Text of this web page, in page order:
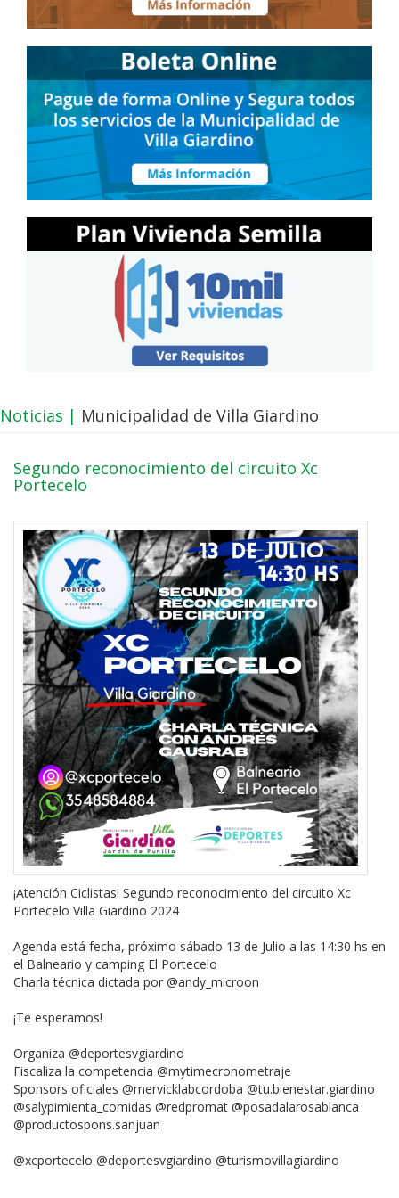
Noticias | Municipalidad de Villa Giardino
Segundo reconocimiento del circuito Xc
Portecelo
¡Atención Ciclistas! Segundo reconocimiento del circuito Xc
Portecelo Villa Giardino 2024
Agenda está fecha, próximo sábado 13 de Julio a las 14:30 hs en
el Balneario y camping El Portecelo
Charla técnica dictada por @andy_microon
¡Te esperamos!
Organiza @deportesvgiardino
Fiscaliza la competencia @mytimecronometraje
Sponsors oficiales @mervicklabcordoba @tu.bienestar.giardino
@salypimienta_comidas @redpromat @posadalarosablanca
@productospons.sanjuan
@xcportecelo @deportesvgiardino @turismovillagiardino